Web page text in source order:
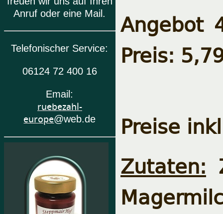
Anruf oder eine Mail.
Telefonischer Service:
06124 72 400 16
Email:
ruebezahl-
europe@web.de
Angebot
Preis:
Preise
Zutaten: